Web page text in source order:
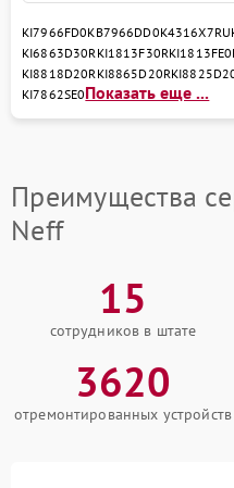
KI7966FD0KB7966DD0K4316X7RU
KI6863D30R KI1813F30RKI1813FE0
KI8818D20R KI8865D20R
KI7862SE0Показать еще ...
Преимущества
Neff
15
сотрудников в штате
3620
отремонтированных устройств